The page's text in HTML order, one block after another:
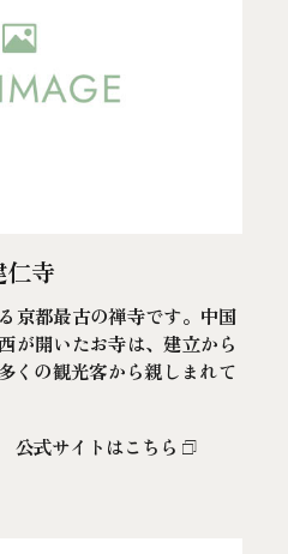
仁寺
京都最古の禅寺です。中国
が開いたお寺は、建立から
くの観光客から親しまれて
公式サイトはこちら